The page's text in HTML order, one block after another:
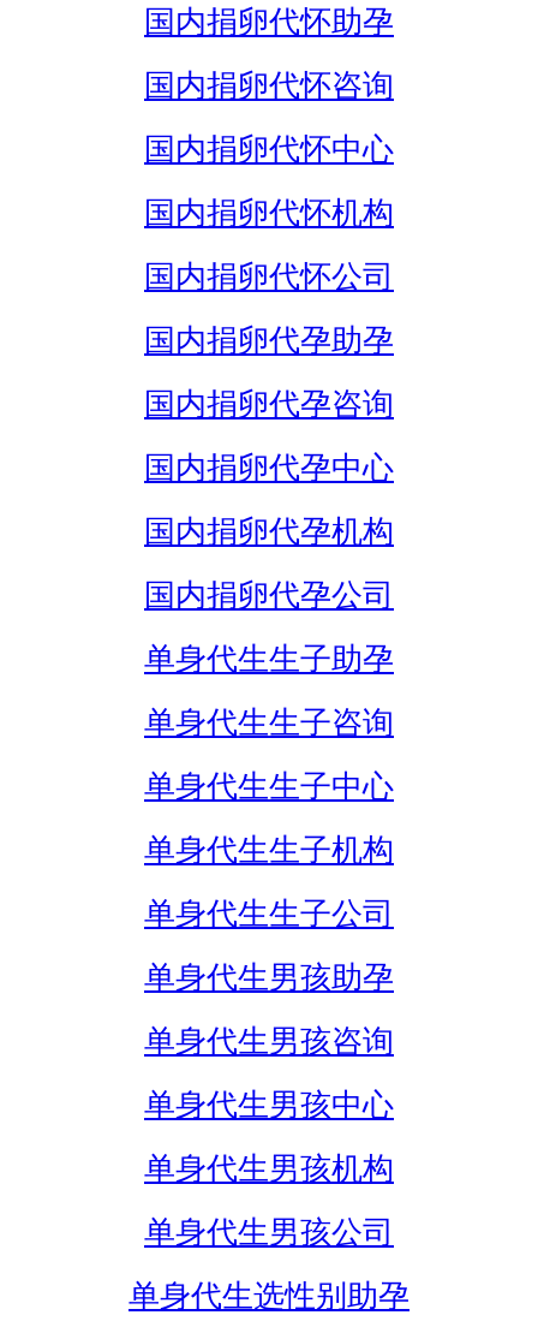
国内捐卵代怀助孕
国内捐卵代怀咨询
国内捐卵代怀中心
国内捐卵代怀机构
国内捐卵代怀公司
国内捐卵代孕助孕
国内捐卵代孕咨询
国内捐卵代孕中心
国内捐卵代孕机构
国内捐卵代孕公司
单身代生生子助孕
单身代生生子咨询
单身代生生子中心
单身代生生子机构
单身代生生子公司
单身代生男孩助孕
单身代生男孩咨询
单身代生男孩中心
单身代生男孩机构
单身代生男孩公司
单身代生选性别助孕